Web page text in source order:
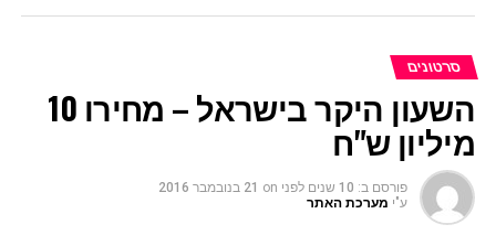
סרטונים
השעון היקר בישראל – מחירו 10
מיליון ש"ח
פורסם ב: 10 שנים לפני on 21 בנובמבר 2016
ע"י מערכת האתר